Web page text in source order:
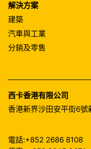
解決方案
建築
汽車與工業
分銷及零售
西卡香港有限公司
香港新界沙田安平街6
電話:+852 2686 8108